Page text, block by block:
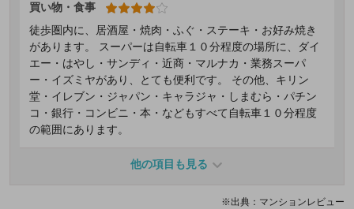
買い物・食事
徒歩圏内に、居酒屋・焼肉・ふぐ・ステーキ・お好み焼き
があります。 スーパーは自転車１０分程度の場所に、ダイ
エー・はやし・サンディ・近商・マルナカ・業務スーパ
ー・イズミヤがあり、とても便利です。 その他、キリン
堂・イレブン・ジャパン・キャラジャ・しまむら・パチン
コ・銀行・コンビニ・本・などもすべて自転車１０分程度
の範囲にあります。
他の項目も見る
※出典：マンションレビュー